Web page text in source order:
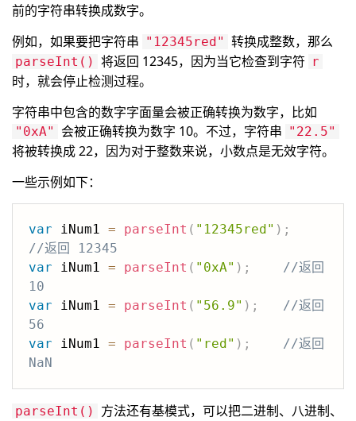
前的字符串转换成数字。
例如，如果要把字符串 "12345red" 转换成整数，那么
parseInt() 将返回 12345，因为当它检查到字符 r
时，就会停止检测过程。
字符串中包含的数字字面量会被正确转换为数字，比如
"0xA" 会被正确转换为数字 10。不过，字符串 "22.5"
将被转换成 22，因为对于整数来说，小数点是无效字符。
一些示例如下：
var iNum1 = parseInt ( "12345red" ) ;
//返回 12345
var iNum1 = parseInt ( "0xA" ) ;
//返回
10
var iNum1 = parseInt ( "56.9" ) ;
//返回
56
var iNum1 = parseInt ( "red" ) ;
//返回
NaN
parseInt()
方法还有基模式，可以把二进制、八进制、